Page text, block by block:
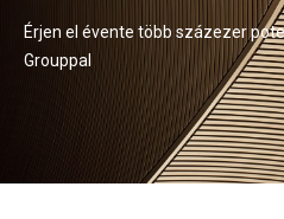
Érjen el évente több százezer
Grouppal